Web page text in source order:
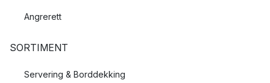
Angrerett
SORTIMENT
Servering & Borddekking